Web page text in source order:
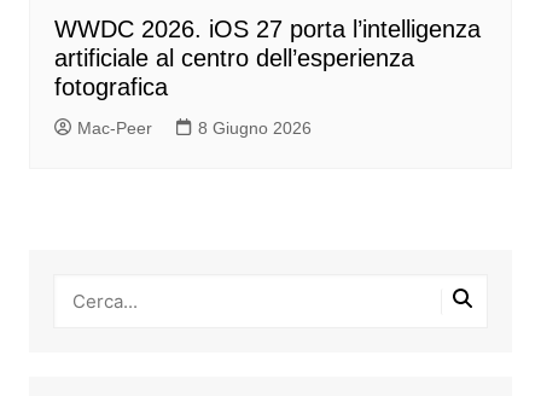
WWDC 2026. iOS 27 porta l’intelligenza
artificiale al centro dell’esperienza
fotografica
Mac-Peer 8 Giugno 2026